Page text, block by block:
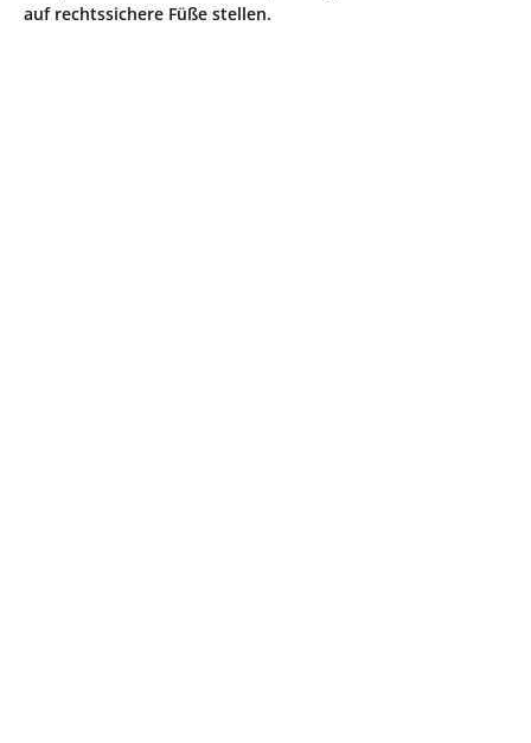
auf rechtssichere Füße stellen.